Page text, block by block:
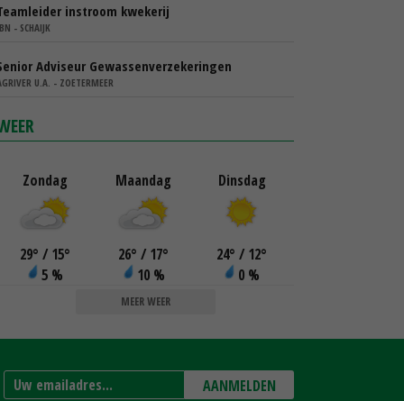
instroom kwekerij
- SCHAIJK
Adviseur Gewassenverzekeringen
U.A. - ZOETERMEER
Zondag
29° / 15°
5 %
Maandag
26° / 17°
10 %
Dinsdag
24° / 12°
0 %
MEER WEER
AANMELDEN